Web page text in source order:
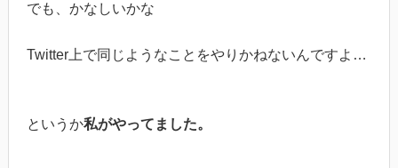
でも、かなしいかな
Twitter上で同じようなことをやりかねないんですよ…
というか私がやってました。